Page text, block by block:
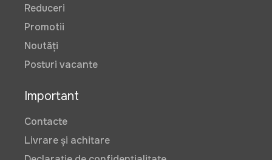
Reduceri
Promotii
Noutăți
Posturi vacante
Important
Contacte
Livrare și achitare